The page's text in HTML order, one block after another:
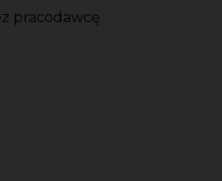
pracodawcę